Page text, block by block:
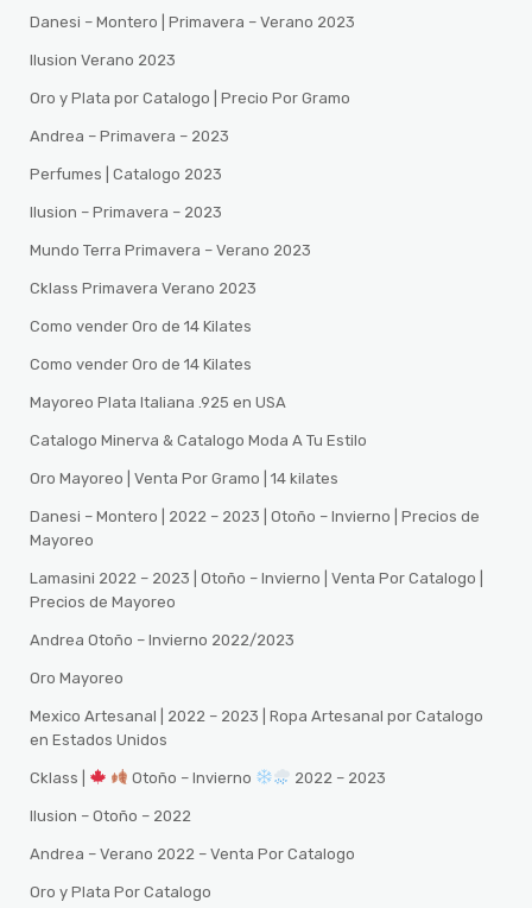
Danesi – Montero | Primavera – Verano 2023
Ilusion Verano 2023
Oro y Plata por Catalogo | Precio Por Gramo
Andrea – Primavera – 2023
Perfumes | Catalogo 2023
Ilusion – Primavera – 2023
Mundo Terra Primavera – Verano 2023
Cklass Primavera Verano 2023
Como vender Oro de 14 Kilates
Como vender Oro de 14 Kilates
Mayoreo Plata Italiana .925 en USA
Catalogo Minerva & Catalogo Moda A Tu Estilo
Oro Mayoreo | Venta Por Gramo | 14 kilates
Danesi – Montero | 2022 – 2023 | Otoño – Invierno | Precios de
Mayoreo
Lamasini 2022 – 2023 | Otoño – Invierno | Venta Por Catalogo |
Precios de Mayoreo
Andrea Otoño – Invierno 2022/2023
Oro Mayoreo
Mexico Artesanal | 2022 – 2023 | Ropa Artesanal por Catalogo
en Estados Unidos
Cklass | Otoño – Invierno 2022 – 2023
Ilusion – Otoño – 2022
Andrea – Verano 2022 – Venta Por Catalogo
Oro y Plata Por Catalogo